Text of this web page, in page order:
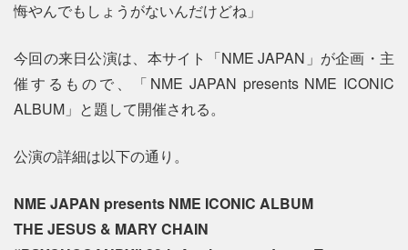
悔やんでもしょうがないんだけどね」
今回の来日公演は、本サイト「NME JAPAN」が企画・主
催するもので、「NME JAPAN presents NME ICONIC
ALBUM」と題して開催される。
公演の詳細は以下の通り。
NME JAPAN presents NME ICONIC ALBUM
THE JESUS & MARY CHAIN